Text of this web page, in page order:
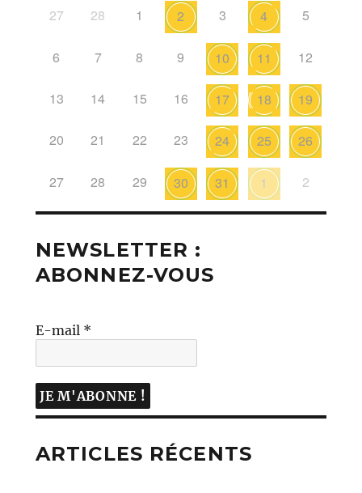
27
28 1 2 3 4 5
6 7 8 9 10 11 12
13 14 15 16 17 18 19
20 21 22 23 24 25 26
27 28 29 30 31 1 2
NEWSLETTER :
ABONNEZ-VOUS
E-mail *
ARTICLES RÉCENTS